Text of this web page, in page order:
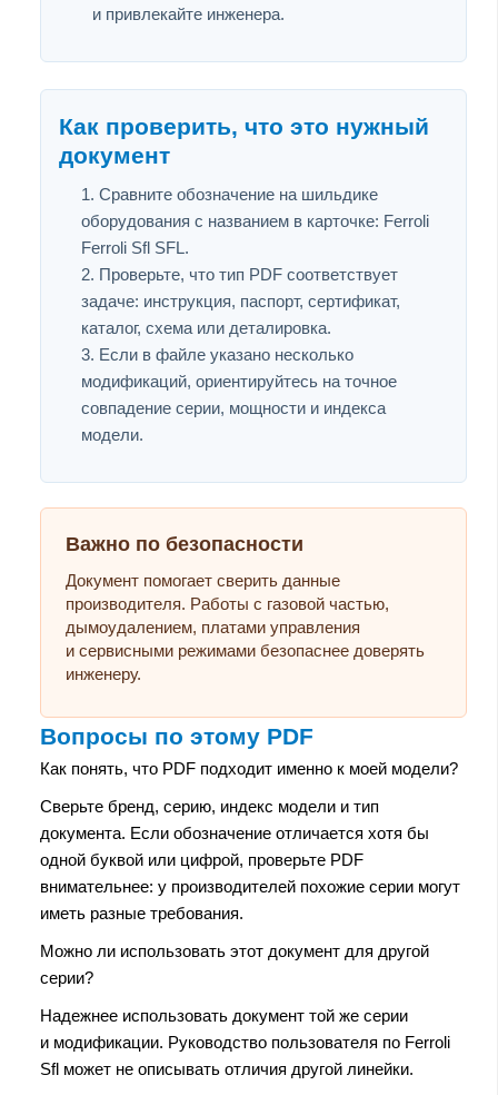
и привлекайте инженера.
Как проверить, что это нужный
документ
Сравните обозначение на шильдике
оборудования с названием в карточке: Ferroli
Ferroli Sfl SFL.
Проверьте, что тип PDF соответствует
задаче: инструкция, паспорт, сертификат,
каталог, схема или деталировка.
Если в файле указано несколько
модификаций, ориентируйтесь на точное
совпадение серии, мощности и индекса
модели.
Важно по безопасности
Документ помогает сверить данные
производителя. Работы с газовой частью,
дымоудалением, платами управления
и сервисными режимами безопаснее доверять
инженеру.
Вопросы по этому PDF
Как понять, что PDF подходит именно к моей модели?
Сверьте бренд, серию, индекс модели и тип
документа. Если обозначение отличается хотя бы
одной буквой или цифрой, проверьте PDF
внимательнее: у производителей похожие серии могут
иметь разные требования.
Можно ли использовать этот документ для другой
серии?
Надежнее использовать документ той же серии
и модификации. Руководство пользователя по Ferroli
Sfl может не описывать отличия другой линейки.